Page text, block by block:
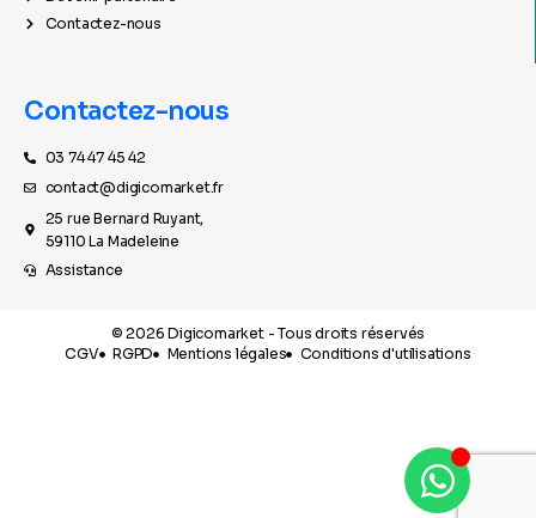
Contactez-nous
Contactez-nous
03 74 47 45 42
contact@digicomarket.fr
25 rue Bernard Ruyant,
59110 La Madeleine
Assistance
© 2026 Digicomarket - Tous droits réservés
CGV
RGPD Mentions légales Conditions d'utilisations